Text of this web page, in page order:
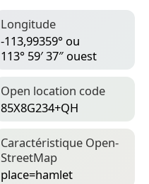
Longitude
-113,99359° ou
113° 59′ 37″ ouest
Open location code
85X8G234+QH
Caractéristique Open­
Street­Map
place=­hamlet